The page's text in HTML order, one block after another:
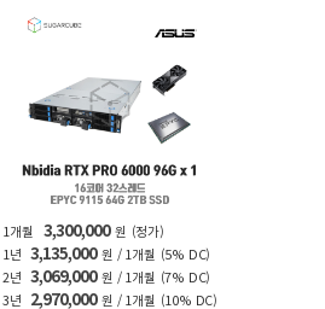
1개월 3,300,000 원
(정가)
1년
3,135,000 원 / 1개월
(5% DC)
2년
3,069,000 원 / 1개월
(7% DC)
3년
2,970,000 원 / 1개월 (10% DC)